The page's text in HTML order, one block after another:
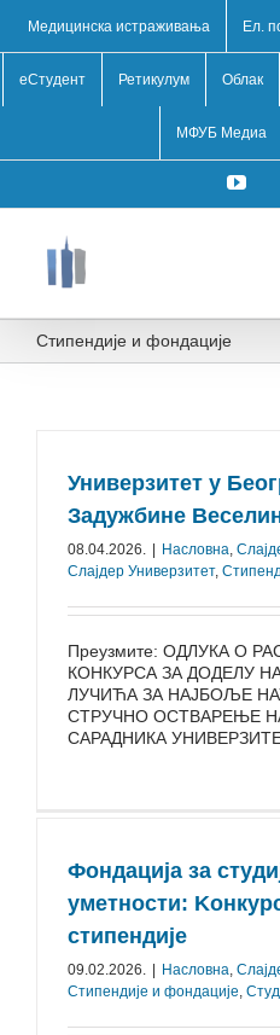
Медицинска истраживања Ел.
еСтудент Ретикулум Облак
МФУБ Медиа
Стипендије и фондације
Универзитет у
Задужбине
08.04.2026. Насловна,
Слајдер Универзитет,
Преузмите: ОДЛУКА О
КОНКУРСА ЗА ДОДЕЛУ
ЛУЧИЋА ЗА НАЈБОЉЕ
СТРУЧНО ОСТВАРЕЊЕ
САРАДНИКА
Фондација за
уметности:
стипендије
09.02.2026. Насловна,
Стипендије и фондације,